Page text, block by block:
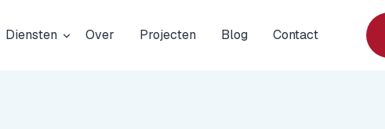
Diensten Over Projecten Blog Contact